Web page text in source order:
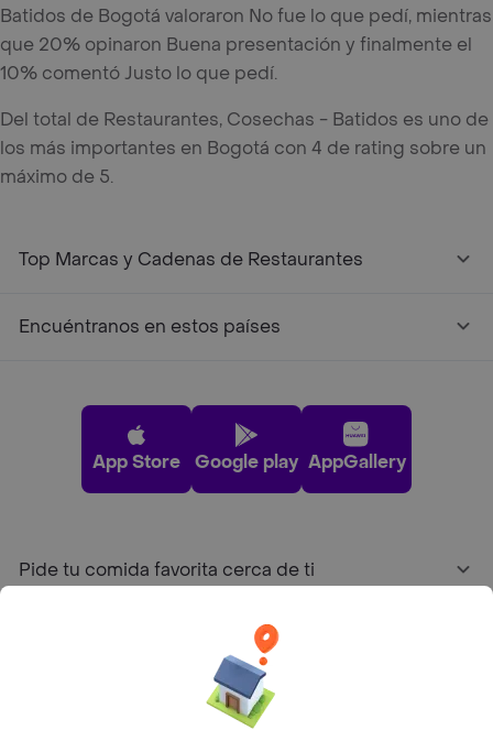
Batidos de Bogotá valoraron No fue lo que pedí, mientras
que 20% opinaron Buena presentación y finalmente el
10% comentó Justo lo que pedí.
Del total de Restaurantes, Cosechas - Batidos es uno de
los más importantes en Bogotá con 4 de rating sobre un
máximo de 5.
Top Marcas y Cadenas de Restaurantes
Encuéntranos en estos países
App Store Google play AppGallery
Pide tu comida favorita cerca de ti